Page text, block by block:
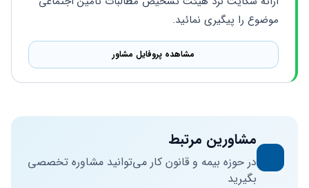
موضوع را پیگیری نمائید.
مشاهده پروفایل مشاور
مشاورین مرتبط
در حوزه بیمه و قانون کار می‌توانید مشاوره تخصصی
بگیرید